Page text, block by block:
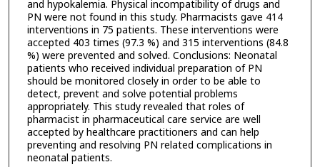
and hypokalemia. Physical incompatibility of drugs and
PN were not found in this study. Pharmacists gave 414
interventions in 75 patients. These interventions were
accepted 403 times (97.3 %) and 315 interventions (84.8
%) were prevented and solved. Conclusions: Neonatal
patients who received individual preparation of PN
should be monitored closely in order to be able to
detect, prevent and solve potential problems
appropriately. This study revealed that roles of
pharmacist in pharmaceutical care service are well
accepted by healthcare practitioners and can help
preventing and resolving PN related complications in
neonatal patients.